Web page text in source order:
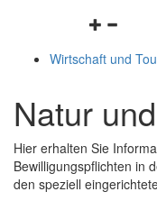
und
Wirtschaft und
Natur
Hier erhalten Sie
Bewilligungspflichten in
den speziell